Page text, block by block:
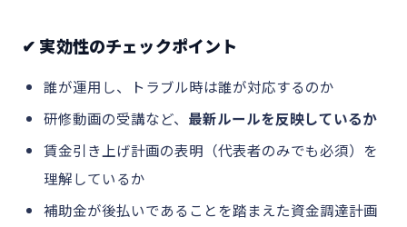
✔ 実効性のチェックポイント
誰が運用し、トラブル時は誰が対応するのか
研修動画の受講など、 最新ルールを反映しているか
賃金引き上げ計画の表明（代表者のみでも必須）を
理解しているか
補助金が後払いであることを踏まえた資金調達計画